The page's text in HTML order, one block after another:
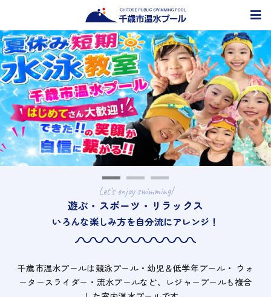
Let's enjoy swimming!
遊ぶ・スポーツ・リラックス
いろんな楽しみ方を自分流にアレンジ！
千歳市温水プールは競泳プール・幼児＆低学年プール・ ウォ
ータースライダー・流水プールなど、レジャープールも複合